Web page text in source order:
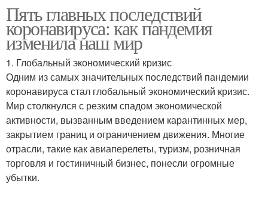
сфере
Социальные
последствия
Пять главных последствий
коронавируса: как пандемия
изменила наш мир
1. Глобальный экономический кризис
Одним из самых значительных последствий пандемии
коронавируса стал глобальный экономический кризис.
Мир столкнулся с резким спадом экономической
активности, вызванным введением карантинных мер,
закрытием границ и ограничением движения. Многие
отрасли, такие как авиаперелеты, туризм, розничная
торговля и гостиничный бизнес, понесли огромные
убытки.